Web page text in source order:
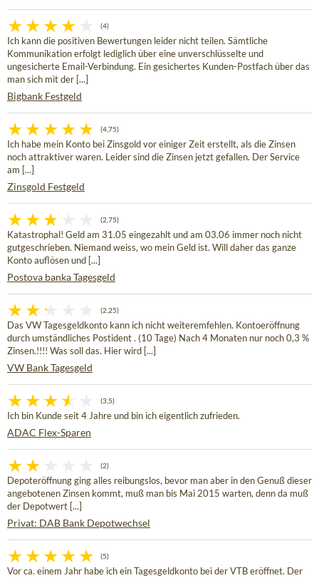
(4)
Ich kann die positiven Bewertungen leider nicht teilen. Sämtliche
Kommunikation erfolgt lediglich über eine unverschlüsselte und
ungesicherte Email-Verbindung. Ein gesichertes Kunden-Postfach über das
man sich mit der [...]
Bigbank Festgeld
(4,75)
Ich habe mein Konto bei Zinsgold vor einiger Zeit erstellt, als die Zinsen
noch attraktiver waren. Leider sind die Zinsen jetzt gefallen. Der Service
am [...]
Zinsgold Festgeld
(2,75)
Katastrophal! Geld am 31.05 eingezahlt und am 03.06 immer noch nicht
gutgeschrieben. Niemand weiss, wo mein Geld ist. Will daher das ganze
Konto auflösen und [...]
Postova banka Tagesgeld
(2,25)
Das VW Tagesgeldkonto kann ich nicht weiteremfehlen. Kontoeröffnung
durch umständliches Postident . (10 Tage) Nach 4 Monaten nur noch 0,3 %
Zinsen.!!!! Was soll das. Hier wird [...]
VW Bank Tagesgeld
(3,5)
Ich bin Kunde seit 4 Jahre und bin ich eigentlich zufrieden.
ADAC Flex-Sparen
(2)
Depoteröffnung ging alles reibungslos, bevor man aber in den Genuß dieser
angebotenen Zinsen kommt, muß man bis Mai 2015 warten, denn da muß
der Depotwert [...]
Privat: DAB Bank Depotwechsel
(5)
Vor ca. einem Jahr habe ich ein Tagesgeldkonto bei der VTB eröffnet. Der